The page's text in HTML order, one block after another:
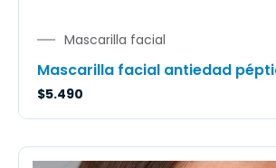
Mascarilla facial
Mascarilla facial antiedad
$5.490